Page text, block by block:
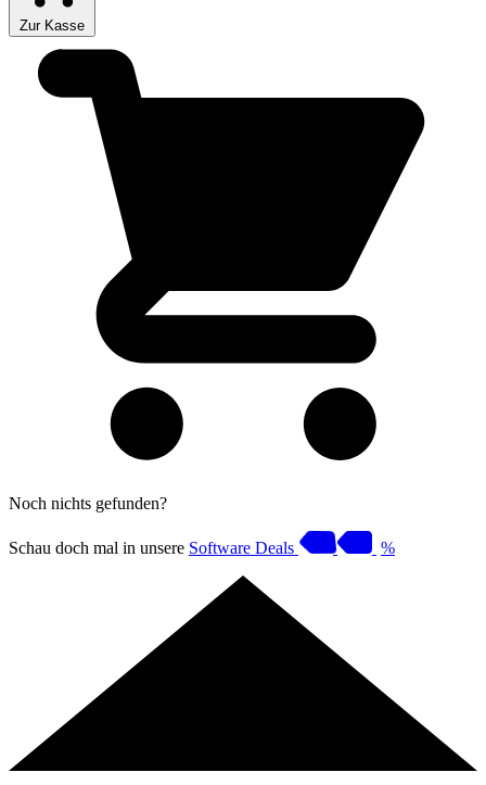
Zur Kasse
Noch nichts gefunden?
Schau doch mal in unsere Software Deals %